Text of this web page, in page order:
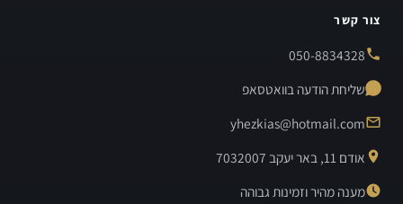
צור קשר
050-8834328
שליחת הודעה בוואטסאפ
yhezkias@hotmail.com
אודם 11, באר יעקב 7032007
מענה מהיר וזמינות גבוהה